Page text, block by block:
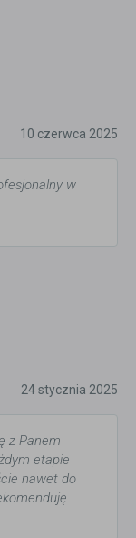
10 czerwca 2025
w
24 stycznia 2025
z Panem
etapie
nawet do